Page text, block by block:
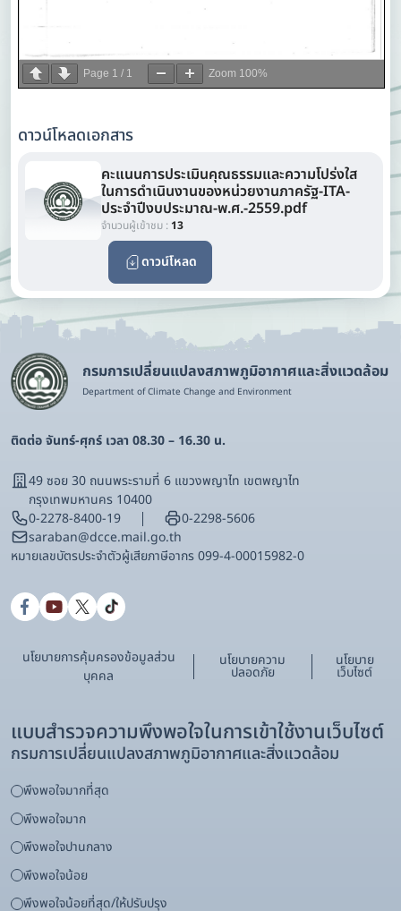
Page 1 / 1 Zoom 100%
ดาวน์โหลดเอกสาร
คะแนนการประเมินคุณธรรมและความโปร่งใส
ในการดำเนินงานของหน่วยงานภาครัฐ-ITA-
ประจำปีงบประมาณ-พ.ศ.-2559.pdf
จำนวนผู้เข้าชม : 13
ดาวน์โหลด
กรมการเปลี่ยนแปลงสภาพภูมิอากาศและสิ่งแวดล้อม
Department of Climate Change and Environment
ติดต่อ จันทร์-ศุกร์ เวลา 08.30 – 16.30 น.
49 ซอย 30 ถนนพระรามที่ 6 แขวงพญาไท เขตพญาไท
กรุงเทพมหานคร 10400
0-2278-8400-19
0-2298-5606
saraban@dcce.mail.go.th
หมายเลขบัตรประจําตัวผู้เสียภาษีอากร 099-4-00015982-0
นโยบายการคุ้มครองข้อมูลส่วน
บุคคล
นโยบายความ
ปลอดภัย
นโยบาย
เว็บไซต์
แบบสำรวจความพึงพอใจในการเข้าใช้งานเว็บไซต์
กรมการเปลี่ยนแปลงสภาพภูมิอากาศและสิ่งแวดล้อม
พึงพอใจมากที่สุด
พึงพอใจมาก
พึงพอใจปานกลาง
พึงพอใจน้อย
พึงพอใจน้อยที่สุด/ให้ปรับปรุง